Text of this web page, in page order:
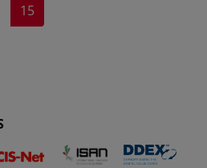
Current page
15